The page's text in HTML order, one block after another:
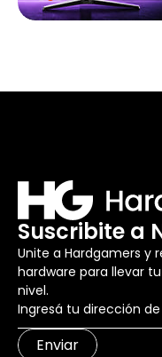
Suscribite a
Unite a Hardgamers y
hardware para llevar
nivel.
Enviar